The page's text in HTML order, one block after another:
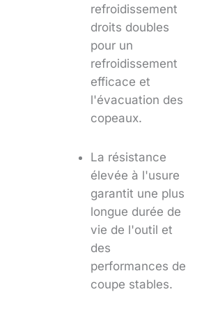
refroidissement
droits doubles
pour un
refroidissement
efficace et
l'évacuation des
copeaux.
La résistance
élevée à l'usure
garantit une plus
longue durée de
vie de l'outil et
des
performances de
coupe stables.